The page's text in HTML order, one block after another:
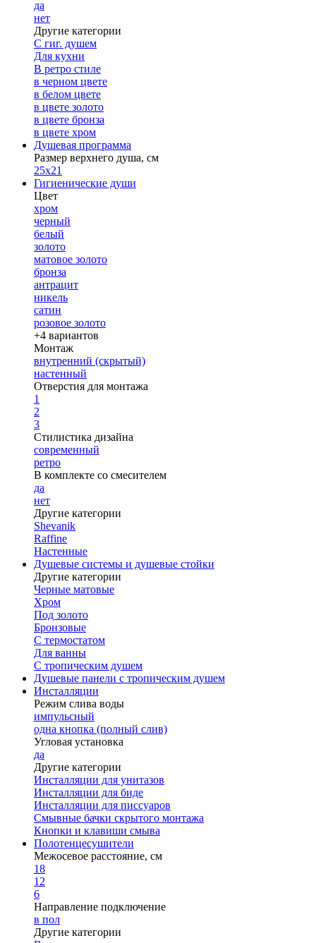
да
нет
Другие категории
С гиг. душем
Для кухни
В ретро стиле
в черном цвете
в белом цвете
в цвете золото
в цвете бронза
в цвете хром
Душевая программа
Размер верхнего душа, см
25х21
Гигиенические души
Цвет
хром
черный
белый
золото
матовое золото
бронза
антрацит
никель
сатин
розовое золото
+4 вариантов
Монтаж
внутренний (скрытый)
настенный
Отверстия для монтажа
1
2
3
Стилистика дизайна
современный
ретро
В комплекте со смесителем
да
нет
Другие категории
Shevanik
Raffine
Настенные
Душевые системы и душевые стойки
Другие категории
Черные матовые
Хром
Под золото
Бронзовые
С термостатом
Для ванны
С тропическим душем
Душевые панели с тропическим душем
Инсталляции
Режим слива воды
импульсный
одна кнопка (полный слив)
Угловая установка
да
Другие категории
Инсталляции для унитазов
Инсталляции для биде
Инсталляции для писсуаров
Смывные бачки скрытого монтажа
Кнопки и клавиши смыва
Полотенцесушители
Межосевое расстояние, см
18
12
6
Направление подключение
в пол
Другие категории